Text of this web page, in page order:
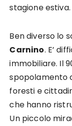
stagione estiva.
Ben diverso lo
Carnino. E’
immobiliare. Il
spopolamento
foresti e
che hanno
Un piccolo